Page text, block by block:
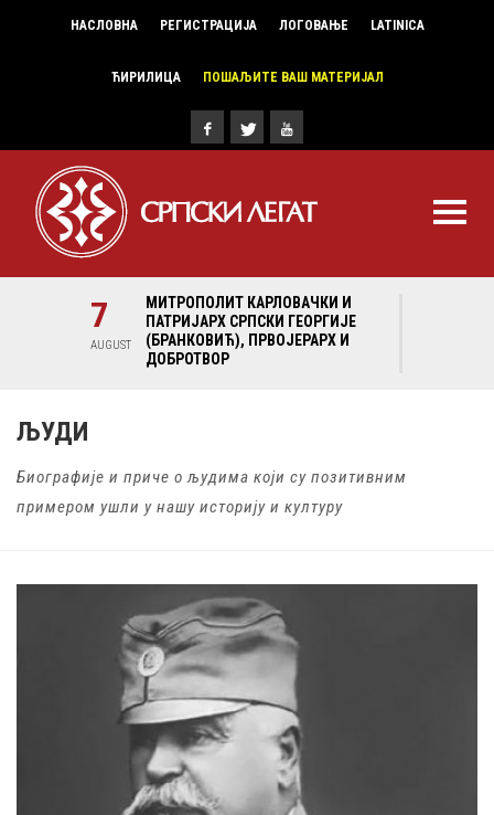
НАСЛОВНА РЕГИСТРАЦИЈА ЛОГОВАЊЕ LATINICA
ЋИРИЛИЦА ПОШАЉИТЕ ВАШ МАТЕРИЈАЛ
7
AUGUST
МИТРОПОЛИТ КАРЛОВАЧКИ И
ПАТРИЈАРХ СРПСКИ ГЕОРГИЈЕ
(БРАНКОВИЋ), ПРВОЈЕРАРХ И
ДОБРОТВОР
ЉУДИ
Биографије и приче о људима који су позитивним
примером ушли у нашу историју и културу